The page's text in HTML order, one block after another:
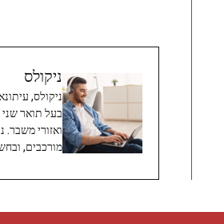
ניקולס
בעל תואר שני
ואזורי משבר.
מורכבים,